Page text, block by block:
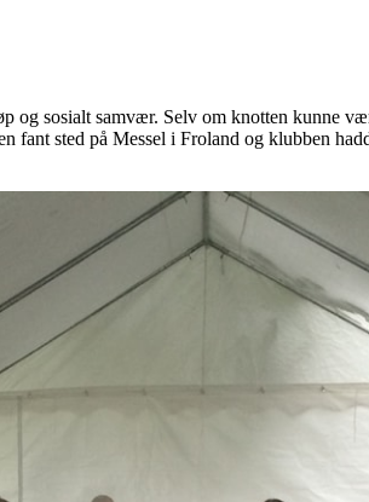
og sosialt samvær. Selv om knotten kunne
fant sted på Messel i Froland og klubben